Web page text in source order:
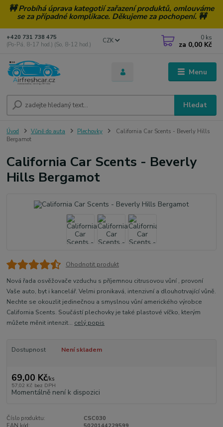
🚧 Probíhá úprava kategotií zařazení produktů, omlouváme
se za případné komplikace. Děkujeme za pochopení. 🚧
Menu
CZK
Hledat
+420 731 738 475
(Po-Pá, 8-17 hod.) (So, 8-12 hod.)
0 ks
za 0,00 Kč
Úvod Vůně do auta Plechovky
California Car Scents - Beverly Hills
Bergamot
California Car Scents - Beverly
Hills Bergamot
Ohodnotit produkt
Nová řada osvěžovače vzduchu s příjemnou citrusovou vůní , provoní
Vaše auto, byt i kancelář. Velmi pronikavá, intenzivní a dlouhotrvající vůně.
Nechte se okouzlit jedinečnou a smyslnou vůní amerického výrobce
California Scents. Součástí plechovky je také plastové víčko, kterým
můžete měnit intenzit... celý popis
Dostupnost Není skladem
69,00 Kč/ks
57,02 Kč bez DPH
Momentálně není k dispozici
Číslo produktu:
CSC030